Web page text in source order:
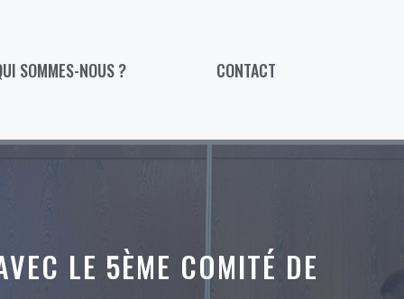
SOMMES-NOUS ? CONTACT
LE 5ÈME COMITÉ DE